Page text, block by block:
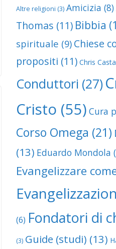
Altre religioni (3) Amicizia (8)
Thomas (11) Bibbia
spirituale (9) Chiese
propositi (11) Chris
Conduttori (27)
Cristo (55) Cura
Corso Omega (21)
(13) Eduardo Mondola
Evangelizzare
(6) Fondatori di
(3) Guide (studi) (13)